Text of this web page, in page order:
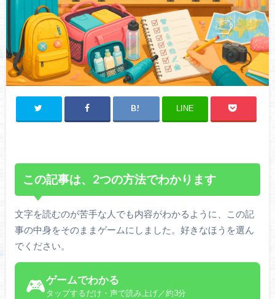
LINE
この記事は、2つの方法でわかります
文字を読むのが苦手な人でも内容がわかるように、この記
事の中身をそのままゲームにしました。好きなほうを選ん
でください。
🎮ゲームでわかる
タップするだけ・声で読み上げ／約3分